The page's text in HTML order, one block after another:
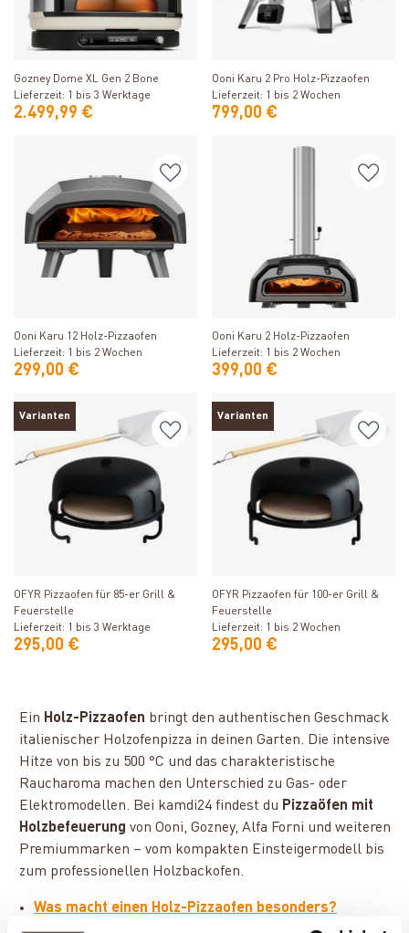
Produkt ansehen
Gozney Dome XL Gen 2 Bone
Lieferzeit: 1 bis 3 Werktage
2.499,99 €
Ooni Karu 2 Pro Holz-Pizzaofen
Lieferzeit: 1 bis 2 Wochen
799,00 €
Ooni Karu 12 Holz-Pizzaofen
Lieferzeit: 1 bis 2 Wochen
299,00 €
Produkt ansehen
Ooni Karu 2 Holz-Pizzaofen
Lieferzeit: 1 bis 2 Wochen
399,00 €
Varianten
OFYR Pizzaofen für 85-er Grill &
Feuerstelle
Lieferzeit: 1 bis 3 Werktage
295,00 €
Varianten
OFYR Pizzaofen für 100-er Grill &
Feuerstelle
Lieferzeit: 1 bis 2 Wochen
295,00 €
Ein Holz-Pizzaofen bringt den authentischen Geschmack
italienischer Holzofenpizza in deinen Garten. Die intensive
Hitze von bis zu 500 °C und das charakteristische
Raucharoma machen den Unterschied zu Gas- oder
Elektromodellen. Bei kamdi24 findest du Pizzaöfen mit
Holzbefeuerung von Ooni, Gozney, Alfa Forni und weiteren
Premiummarken – vom kompakten Einsteigermodell bis
zum professionellen Holzbackofen.
Was macht einen Holz-Pizzaofen besonders?